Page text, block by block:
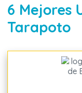
6 Mejores
Tarapoto